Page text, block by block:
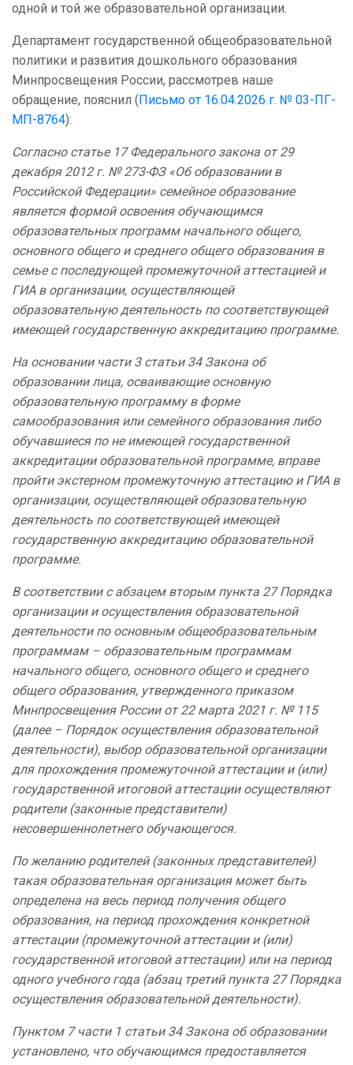
одной и той же образовательной организации.
Департамент государственной общеобразовательной
политики и развития дошкольного образования
Минпросвещения России, рассмотрев наше
обращение, пояснил ( Письмо от 16.04.2026 г. № 03-ПГ-
МП-8764):
Согласно статье 17 Федерального закона от 29
декабря 2012 г. № 273-ФЗ «Об образовании в
Российской Федерации» семейное образование
является формой освоения обучающимся
образовательных программ начального общего,
основного общего и среднего общего образования в
семье с последующей промежуточной аттестацией и
ГИА в организации, осуществляющей
образовательную деятельность по соответствующей
имеющей государственную аккредитацию программе.
На основании части 3 статьи 34 Закона об
образовании лица, осваивающие основную
образовательную программу в форме
самообразования или семейного образования либо
обучавшиеся по не имеющей государственной
аккредитации образовательной программе, вправе
пройти экстерном промежуточную аттестацию и ГИА в
организации, осуществляющей образовательную
деятельность по соответствующей имеющей
государственную аккредитацию образовательной
программе.
В соответствии с абзацем вторым пункта 27 Порядка
организации и осуществления образовательной
деятельности по основным общеобразовательным
программам – образовательным программам
начального общего, основного общего и среднего
общего образования, утвержденного приказом
Минпросвещения России от 22 марта 2021 г. № 115
(далее – Порядок осуществления образовательной
деятельности), выбор образовательной организации
для прохождения промежуточной аттестации и (или)
государственной итоговой аттестации осуществляют
родители (законные представители)
несовершеннолетнего обучающегося.
По желанию родителей (законных представителей)
такая образовательная организация может быть
определена на весь период получения общего
образования, на период прохождения конкретной
аттестации (промежуточной аттестации и (или)
государственной итоговой аттестации) или на период
одного учебного года (абзац третий пункта 27 Порядка
осуществления образовательной деятельности).
Пунктом 7 части 1 статьи 34 Закона об образовании
установлено, что обучающимся предоставляется